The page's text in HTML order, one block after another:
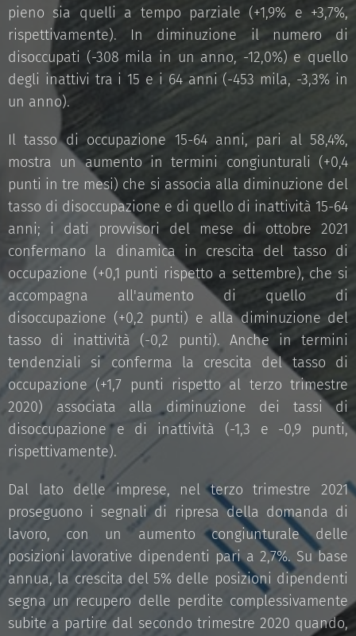
pieno sia quelli a tempo parziale (+1,9% e +3,7%,
rispettivamente). In diminuzione il numero di
disoccupati (-308 mila in un anno, -12,0%) e quello
degli inattivi tra i 15 e i 64 anni (-453 mila, -3,3% in
un anno).
Il tasso di occupazione 15-64 anni, pari al 58,4%,
mostra un aumento in termini congiunturali (+0,4
punti in tre mesi) che si associa alla diminuzione del
tasso di disoccupazione e di quello di inattività 15-64
anni; i dati provvisori del mese di ottobre 2021
confermano la dinamica in crescita del tasso di
occupazione (+0,1 punti rispetto a settembre), che si
accompagna all'aumento di quello di
disoccupazione (+0,2 punti) e alla diminuzione del
tasso di inattività (-0,2 punti). Anche in termini
tendenziali si conferma la crescita del tasso di
occupazione (+1,7 punti rispetto al terzo trimestre
2020) associata alla diminuzione dei tassi di
disoccupazione e di inattività (-1,3 e -0,9 punti,
rispettivamente).
Dal lato delle imprese, nel terzo trimestre 2021
proseguono i segnali di ripresa della domanda di
lavoro, con un aumento congiunturale delle
posizioni lavorative dipendenti pari a 2,7%. Su base
annua, la crescita del 5% delle posizioni dipendenti
segna un recupero delle perdite complessivamente
subite a partire dal secondo trimestre 2020 quando,